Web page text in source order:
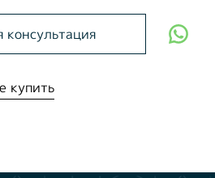
консультация
купить